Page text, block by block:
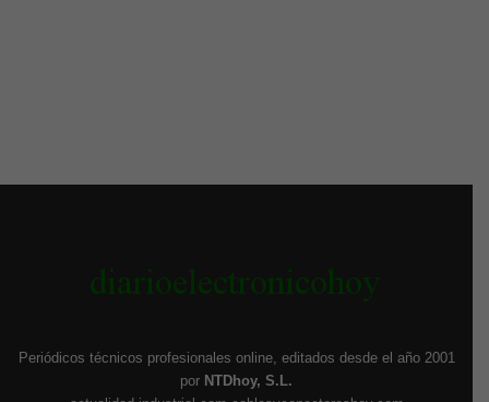
Periódicos técnicos profesionales online, editados desde el año 2001
por NTDhoy, S.L.